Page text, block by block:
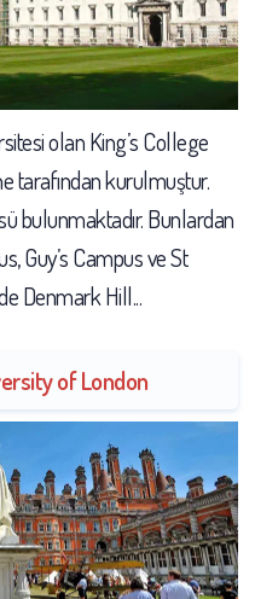
olan King’s College
tarafından kurulmuştur.
bulunmaktadır. Bunlardan
Guy’s Campus ve St
Denmark Hill...
of London